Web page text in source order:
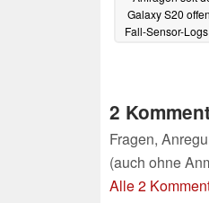
Galaxy S20
Fall-Sensor-
2
Fragen,
(auch ohne
Alle 2